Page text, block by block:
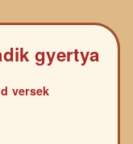
gyertya
versek